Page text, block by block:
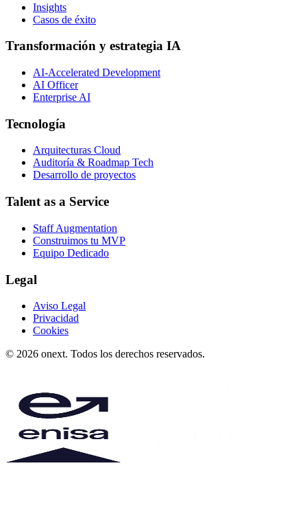
Insights
Casos de éxito
Transformación y estrategia IA
AI-Accelerated Development
AI Officer
Enterprise AI
Tecnología
Arquitecturas Cloud
Auditoría & Roadmap Tech
Desarrollo de proyectos
Talent as a Service
Staff Augmentation
Construimos tu MVP
Equipo Dedicado
Legal
Aviso Legal
Privacidad
Cookies
© 2026 onext. Todos los derechos reservados.